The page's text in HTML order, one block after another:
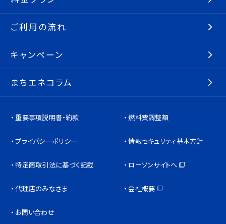
ご利用の流れ
キャンペーン
まちエネコラム
重要事項説明書・約款 燃料費調整額
プライバシーポリシー 情報セキュリティ基本方針
特定商取引法に基づく記載 ローソンサイトへ
代理店のみなさま 会社概要
お問い合わせ